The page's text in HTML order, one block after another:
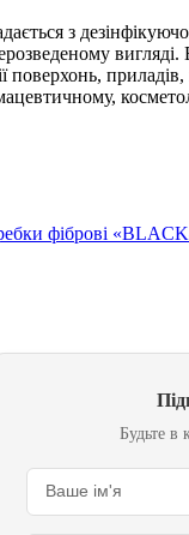
з
поверхонь,
фіброві
Будьте в